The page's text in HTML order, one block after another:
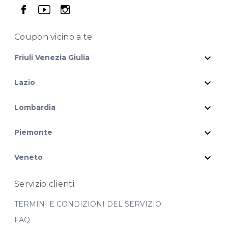
seguici su facebook
seguici su youtube
seguici su instagram
Coupon vicinoa te
Friuli Venezia Giulia expand_more
Lazio expand_more
Lombardia expand_more
Piemonte expand_more
Veneto expand_more
Servizio clienti
TERMINI E CONDIZIONI DEL SERVIZIO
FAQ